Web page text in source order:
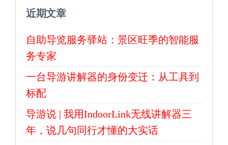
近期文章
自助导览服务驿站：景区旺季的智能服
务专家
一台导游讲解器的身份变迁：从工具到
标配
导游说 | 我用IndoorLink无线讲解器三
年，说几句同行才懂的大实话